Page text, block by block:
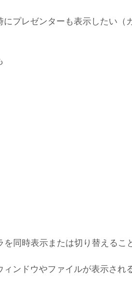
にプレゼンターも表示したい（
を同時表示または切り替えるこ
ィンドウやファイルが表示され